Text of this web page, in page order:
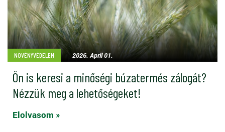
NÖVÉNYVÉDELEM 2026. April 01.
Ön is keresi a minőségi búzatermés zálogát?
Nézzük meg a lehetőségeket!
Elolvasom »